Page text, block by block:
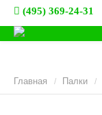
(495) 369-24-31
Главная / Палки /